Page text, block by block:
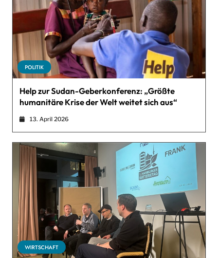
POLITIK
Help zur Sudan-Geberkonferenz: „Größte
humanitäre Krise der Welt weitet sich aus“
13. April 2026
WIRTSCHAFT